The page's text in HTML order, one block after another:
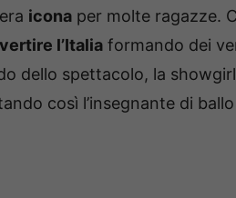
icona per molte ragazze.
l’Italia formando dei
dello spettacolo, la
così l’insegnante di